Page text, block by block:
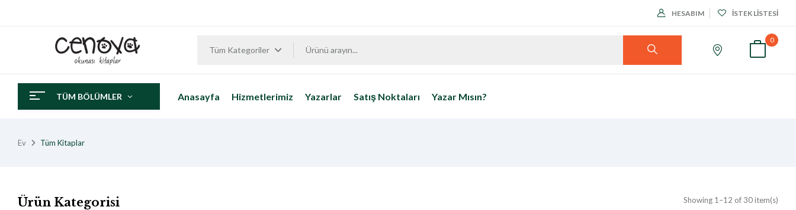
HESABIM İSTEK LISTESI
Tüm Kategoriler
0
TÜM BÖLÜMLER Anasayfa Hizmetlerimiz Yazarlar Satış Noktaları Yazar Mısın?
Ev Tüm Kitaplar
Ürün Kategorisi Showing 1–12 of 30 item(s)